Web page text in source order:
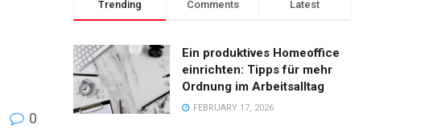
0
Trending Comments Latest
Ein produktives Homeoffice
einrichten: Tipps für mehr
Ordnung im Arbeitsalltag
FEBRUARY 17, 2026